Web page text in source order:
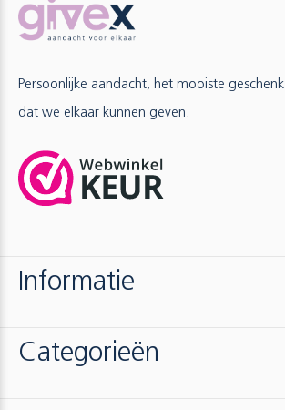
Persoonlijke aandacht, het mooiste geschenk
dat we elkaar kunnen geven.
Informatie
Categorieën